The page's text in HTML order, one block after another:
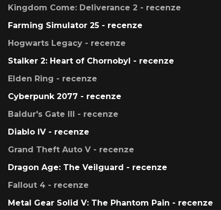
Kingdom Come: Deliverance 2 - recenze
Farming Simulator 25 - recenze
Hogwarts Legacy - recenze
Stalker 2: Heart of Chornobyl - recenze
Elden Ring - recenze
Cyberpunk 2077 - recenze
Baldur's Gate III - recenze
Diablo IV - recenze
Grand Theft Auto V - recenze
Dragon Age: The Veilguard - recenze
Fallout 4 - recenze
Metal Gear Solid V: The Phantom Pain - recenze